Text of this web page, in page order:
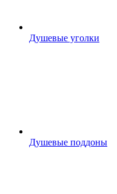
Душевые уголки
Душевые поддоны